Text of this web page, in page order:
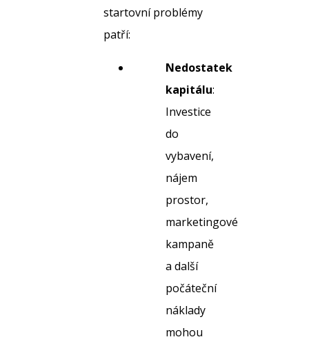
startovní problémy
patří:
Nedostatek
kapitálu:
Investice
do
vybavení,
nájem
prostor,
marketingové
kampaně
a další
počáteční
náklady
mohou